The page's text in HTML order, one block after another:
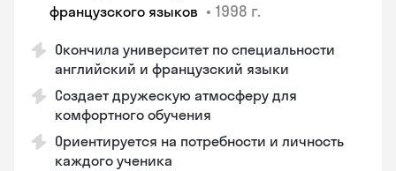
французского языков • 1998 г.
Окончила университет по специальности
английский и французский языки
Создает дружескую атмосферу для
комфортного обучения
Ориентируется на потребности и личность
каждого ученика